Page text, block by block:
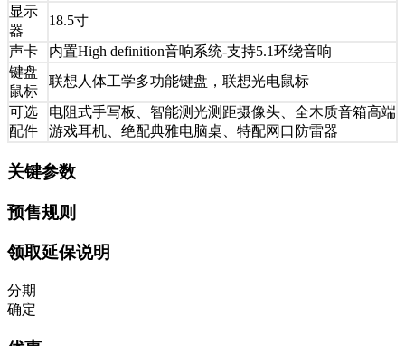
显示
器
18.5寸
声卡
内置High definition音响系统-支持5.1环绕音响
键盘
鼠标
联想人体工学多功能键盘，联想光电鼠标
可选
配件
电阻式手写板、智能测光测距摄像头、全木质音箱高端
游戏耳机、绝配典雅电脑桌、特配网口防雷器
关键参数
预售规则
领取延保说明
分期
确定